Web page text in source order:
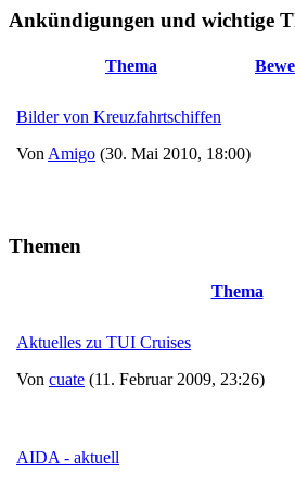
Ankündigungen und wichtige
Thema
Bilder von Kreuzfahrtschiffen
Von Amigo (30. Mai 2010, 18:00)
Themen
Thema
Aktuelles zu TUI Cruises
Von cuate (11. Februar 2009, 23:26)
AIDA - aktuell